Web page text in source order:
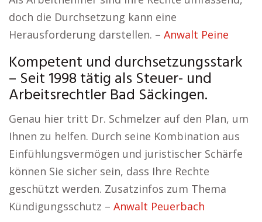
doch die Durchsetzung kann eine
Herausforderung darstellen. – Anwalt Peine
Kompetent und durchsetzungsstark
– Seit 1998 tätig als Steuer- und
Arbeitsrechtler Bad Säckingen.
Genau hier tritt Dr. Schmelzer auf den Plan, um
Ihnen zu helfen. Durch seine Kombination aus
Einfühlungsvermögen und juristischer Schärfe
können Sie sicher sein, dass Ihre Rechte
geschützt werden. Zusatzinfos zum Thema
Kündigungsschutz – Anwalt Peuerbach